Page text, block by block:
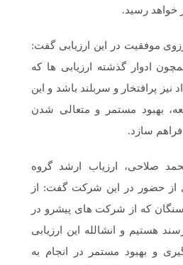
خواهد رسید.
موفقیت در این ارزیابی گفت:
ادوار گذشته ارزیابی ها که
نیز پرافتخار و سربلند باشد و این
بهبود مستمر و متعالی شدن
سازد.
صلاحی، ارزیاب ارشد گروه
از حضور در این شرکت گفت: از
که از شرکت های پیشرو در
هستیم و انشالله این ارزیابی
و بهبود مستمر در انجام به